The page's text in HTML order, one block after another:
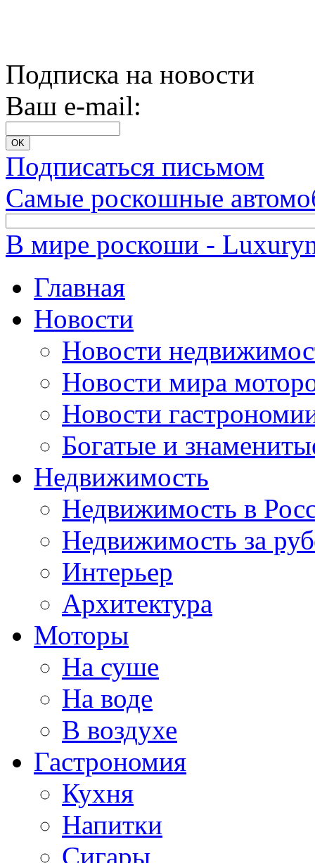
Подписка на новости
Ваш e-mail:
Подписаться письмом
Самые роскошные
В мире роскоши -
Главная
Новости
Новости
Новости мира
Новости
Богатые и
Недвижимость
Недвижимость в
Недвижимость за
Интерьер
Архитектура
Моторы
На суше
На воде
В воздухе
Гастрономия
Кухня
Напитки
Сигары